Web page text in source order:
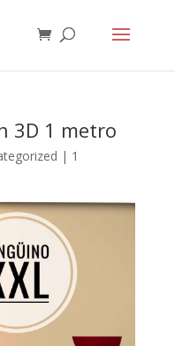
3D 1 metro
| 1